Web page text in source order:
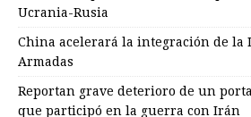
Ucrania-Rusia
China acelerará la integración de la
Armadas
Reportan grave deterioro de un
que participó en la guerra con Irán